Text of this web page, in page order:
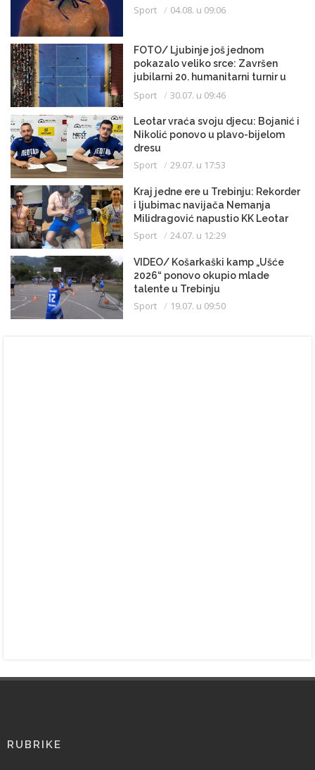
Sport 04.08. u 09:06
FOTO/ Ljubinje još jednom
pokazalo veliko srce: Završen
jubilarni 20. humanitarni turnir u
malom fudbalu
Sport 30.07. u 09:46
Leotar vraća svoju djecu: Bojanić i
Nikolić ponovo u plavo-bijelom
dresu
Sport 29.07. u 17:53
Kraj jedne ere u Trebinju: Rekorder
i ljubimac navijača Nemanja
Milidragović napustio KK Leotar
Sport 24.07. u 12:29
VIDEO/ Košarkaški kamp „Ušće
2026“ ponovo okupio mlade
talente u Trebinju
Sport 19.07. u 09:50
RUBRIKE